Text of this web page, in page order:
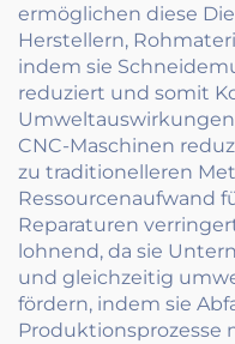
ermöglichen diese
Herstellern,
indem sie
reduziert und somit
CNC-Maschinen
zu traditionelleren
Ressourcenaufwand
Reparaturen
lohnend, da sie
und gleichzeitig
fördern, indem sie
Produktionsprozesse